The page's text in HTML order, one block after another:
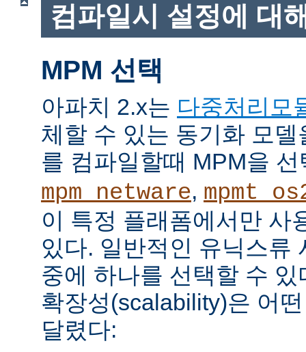
컴파일시 설정에 대
MPM 선택
아파치 2.x는 다중처리모
체할 수 있는 동기화 모
를 컴파일할때 MPM을
mpm_netware,
이 특정 플래폼에서만 사
있다. 일반적인 유닉스류
중에 하나를 선택할 수
확장성(scalability)은 어
달렸다: